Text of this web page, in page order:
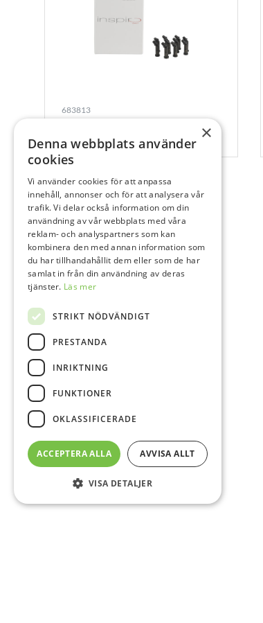
683813
10x0,3 g ×
Denna webbplats använder
cookies
Vi använder cookies för att anpassa
innehåll, annonser och för att analysera vår
trafik. Vi delar också information om din
användning av vår webbplats med våra
reklam- och analyspartners som kan
kombinera den med annan information som
du har tillhandahållit dem eller som de har
samlat in från din användning av deras
tjänster. Läs mer
STRIKT NÖDVÄNDIGT
PRESTANDA
INRIKTNING
FUNKTIONER
OKLASSIFICERADE
ACCEPTERA ALLA AVVISA ALLT
VISA DETALJER